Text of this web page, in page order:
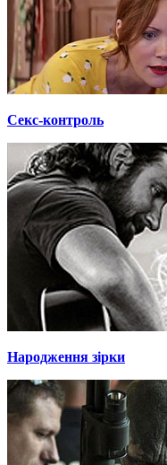
Секс-контроль
Народження зірки